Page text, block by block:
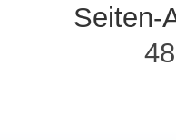
Seiten-